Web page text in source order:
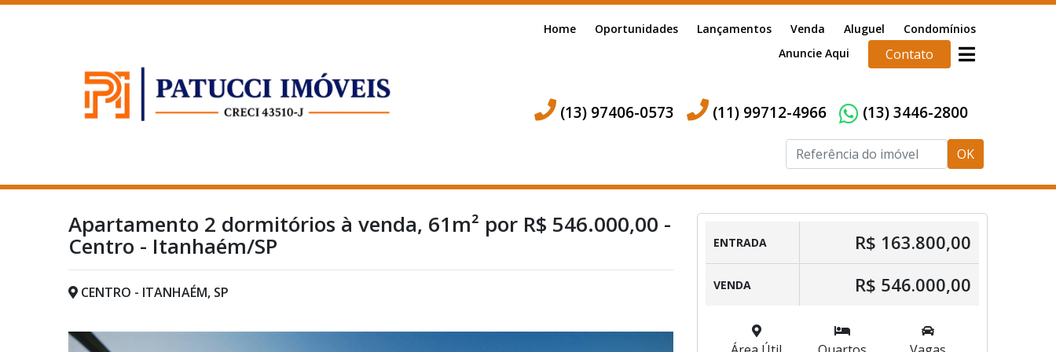
Home Oportunidades Lançamentos Venda Aluguel
Condomínios
Anuncie Aqui
Contato
(13) 97406-0573 (11) 99712-4966 (13) 3446-2800
OK
Apartamento 2 dormitórios à venda, 61m² por R$ 546.000,00 -
Centro - Itanhaém/SP
CENTRO - ITANHAÉM, SP
ENTRADA R$ 163.800,00
VENDA R$ 546.000,00